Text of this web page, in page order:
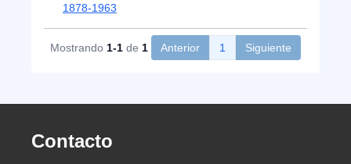
1878-1963
Mostrando 1-1 de 1 Anterior 1 Siguiente
Contacto